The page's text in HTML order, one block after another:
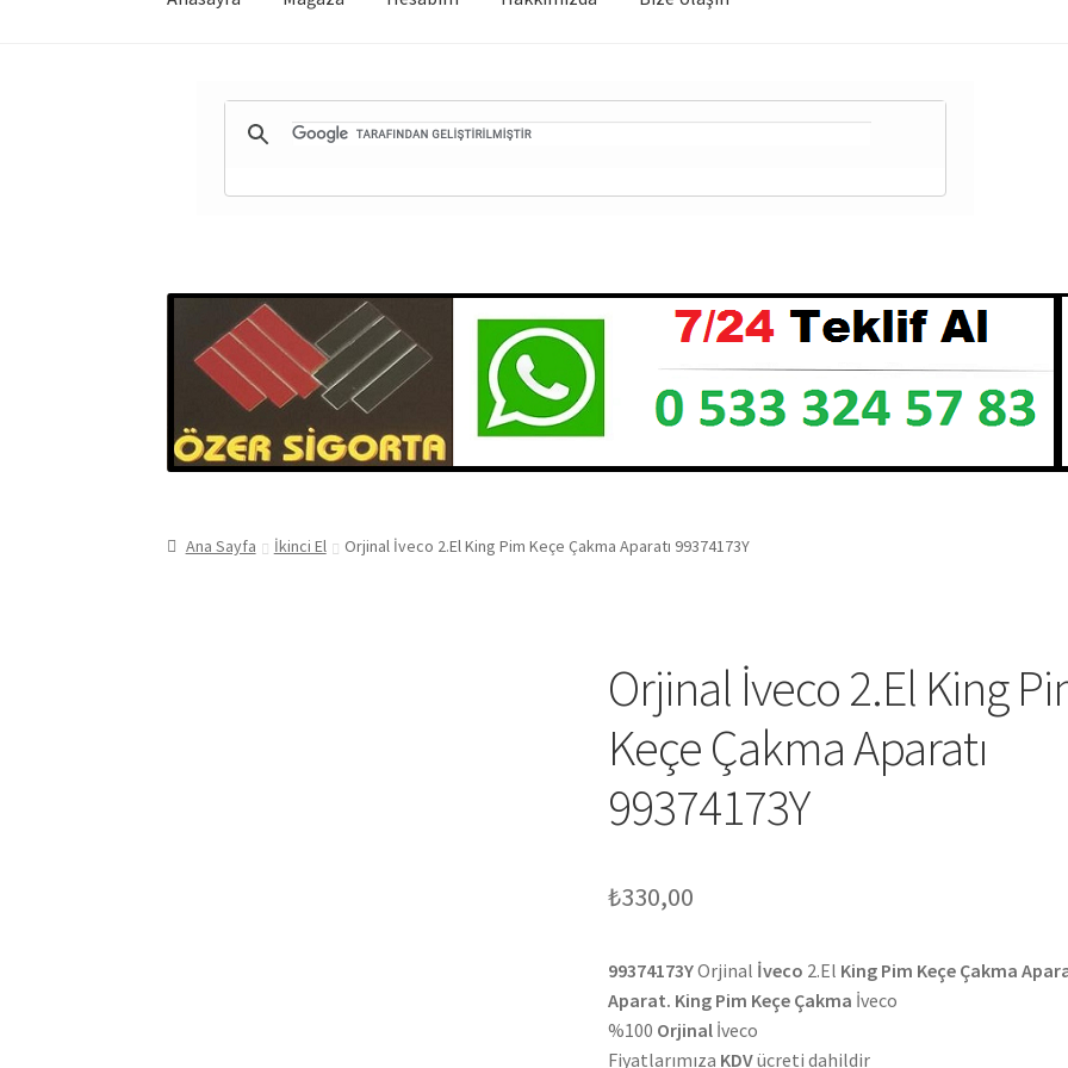
Ana Sayfa İkinci El Orjinal İveco 2.El King Pim Keçe Çakma Aparatı 99374173Y
Orjinal İveco 2.El King
Keçe Çakma Aparatı
99374173Y
₺330,00
99374173YOrjinal İveco 2.El King Pim Keçe Çakma
Aparat. King Pim Keçe Çakma İveco
%100 Orjinal İveco
Fiyatlarımıza KDVücreti dahildir